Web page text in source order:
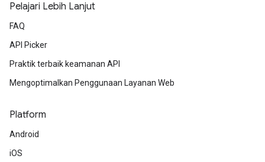
Pelajari Lebih Lanjut
FAQ
API Picker
Praktik terbaik keamanan API
Mengoptimalkan Penggunaan Layanan Web
Platform
Android
iOS